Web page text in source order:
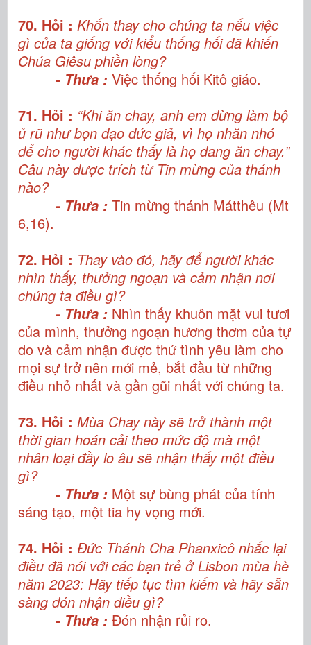
70. Hỏi : Khốn thay cho chúng ta nếu việc
gì của ta giống với kiểu thống hối đã khiến
Chúa Giêsu phiền lòng?
- Thưa : Việc thống hối Kitô giáo.
71. Hỏi : “Khi ăn chay, anh em đừng làm bộ
ủ rũ như bọn đạo đức giả, vì họ nhăn nhó
để cho người khác thấy là họ đang ăn chay.”
Câu này được trích từ Tin mừng của thánh
nào?
- Thưa : Tin mừng thánh Mátthêu (Mt
6,16).
72. Hỏi : Thay vào đó, hãy để người khác
nhìn thấy, thưởng ngoạn và cảm nhận nơi
chúng ta điều gì?
- Thưa : Nhìn thấy khuôn mặt vui tươi
của mình, thưởng ngoạn hương thơm của tự
do và cảm nhận được thứ tình yêu làm cho
mọi sự trở nên mới mẻ, bắt đầu từ những
điều nhỏ nhất và gần gũi nhất với chúng ta.
73. Hỏi : Mùa Chay này sẽ trở thành một
thời gian hoán cải theo mức độ mà một
nhân loại đầy lo âu sẽ nhận thấy một điều
gì?
- Thưa : Một sự bùng phát của tính
sáng tạo, một tia hy vọng mới.
74. Hỏi : Đức Thánh Cha Phanxicô nhắc lại
điều đã nói với các bạn trẻ ở Lisbon mùa hè
năm 2023: Hãy tiếp tục tìm kiếm và hãy sẵn
sàng đón nhận điều gì?
- Thưa : Đón nhận rủi ro.